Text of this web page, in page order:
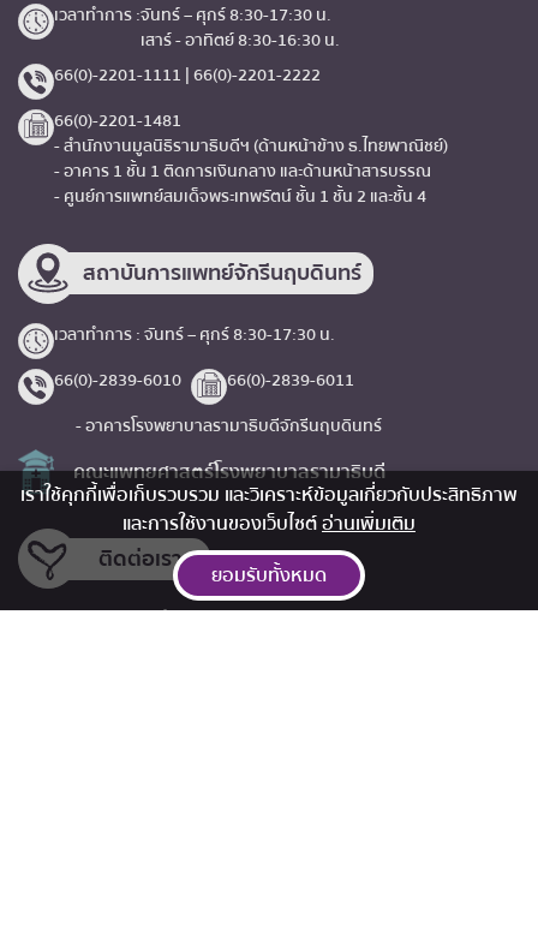
เวลาทำการ :จันทร์ – ศุกร์ 8:30-17:30 น.
เสาร์ - อาทิตย์ 8:30-16:30 น.
66(0)-2201-1111 | 66(0)-2201-2222
66(0)-2201-1481
- สำนักงานมูลนิธิรามาธิบดีฯ (ด้านหน้าข้าง ธ.ไทยพาณิชย์)
- อาคาร 1 ชั้น 1 ติดการเงินกลาง และด้านหน้าสารบรรณ
- ศูนย์การแพทย์สมเด็จพระเทพรัตน์ ชั้น 1 ชั้น 2 และชั้น 4
สถาบันการแพทย์จักรีนฤบดินทร์
เวลาทำการ : จันทร์ – ศุกร์ 8:30-17:30 น.
66(0)-2839-6010
66(0)-2839-6011
- อาคารโรงพยาบาลรามาธิบดีจักรีนฤบดินทร์
คณะแพทยศาสตร์โรงพยาบาลรามาธิบดี
ติดต่อเรา
มูลนิธิรามาธิบดีฯ
เราใช้คุกกี้เพื่อเก็บรวบรวม และวิเคราะห์ข้อมูลเกี่ยวกับประสิทธิภาพ
และการใช้งานของเว็บไซต์อ่านเพิ่มเติม
ยอมรับทั้งหมด